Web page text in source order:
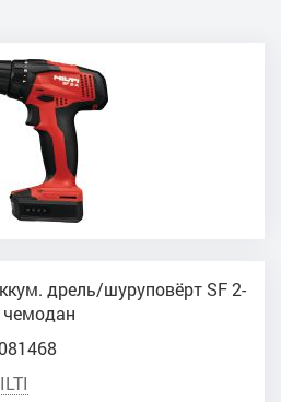
дрель/шуруповёрт SF 2-
чемодан